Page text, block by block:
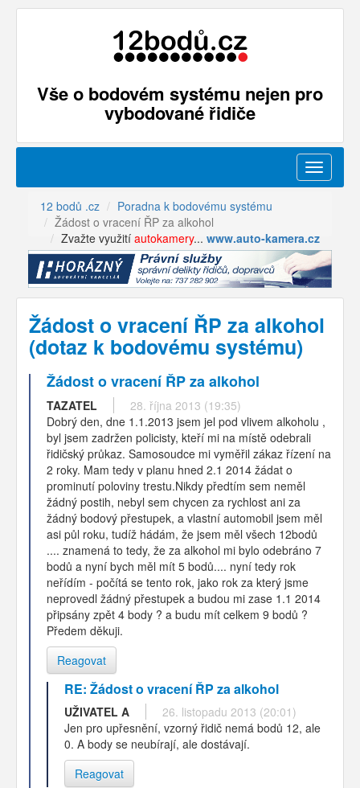
Vše o bodovém systému nejen pro
vybodované řidiče
Menu
12 bodů .cz
Poradna k bodovému systému
Žádost o vracení ŘP za alkohol
Zvažte využití autokamery... www.auto-kamera.cz
Žádost o vracení ŘP za alkohol
(dotaz k bodovému systému)
Žádost o vracení ŘP za alkohol
TAZATEL
28. října 2013 (19:35)
Dobrý den, dne 1.1.2013 jsem jel pod vlivem alkoholu ,
byl jsem zadržen policisty, kteří mi na místě odebrali
řidičský průkaz. Samosoudce mi vyměřil zákaz řízení na
2 roky. Mam tedy v planu hned 2.1 2014 žádat o
prominutí poloviny trestu.Nikdy předtím sem neměl
žádný postih, nebyl sem chycen za rychlost ani za
žádný bodový přestupek, a vlastní automobil jsem měl
asi půl roku, tudíž hádám, že jsem měl všech 12bodů
.... znamená to tedy, že za alkohol mi bylo odebráno 7
bodů a nyní bych měl mít 5 bodů.... nyní tedy rok
neřídím - počítá se tento rok, jako rok za který jsme
neprovedl žádný přestupek a budou mi zase 1.1 2014
připsány zpět 4 body ? a budu mít celkem 9 bodů ?
Předem děkuji.
Reagovat
RE: Žádost o vracení ŘP za alkohol
UŽIVATEL A
26. listopadu 2013 (20:01)
Jen pro upřesnění, vzorný řidič nemá bodů 12, ale
0. A body se neubírají, ale dostávají.
Reagovat